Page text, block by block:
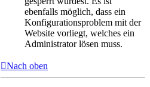
ebenfalls möglich, dass ein
Konfigurationsproblem mit der
Website vorliegt, welches ein
Administrator lösen muss.
Nach oben